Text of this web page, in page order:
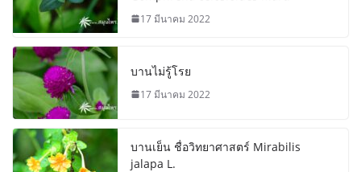
17 มีนาคม 2022
บานไม่รู้โรย
17 มีนาคม 2022
บานเย็น ชื่อวิทยาศาสตร์ Mirabilis
jalapa L.